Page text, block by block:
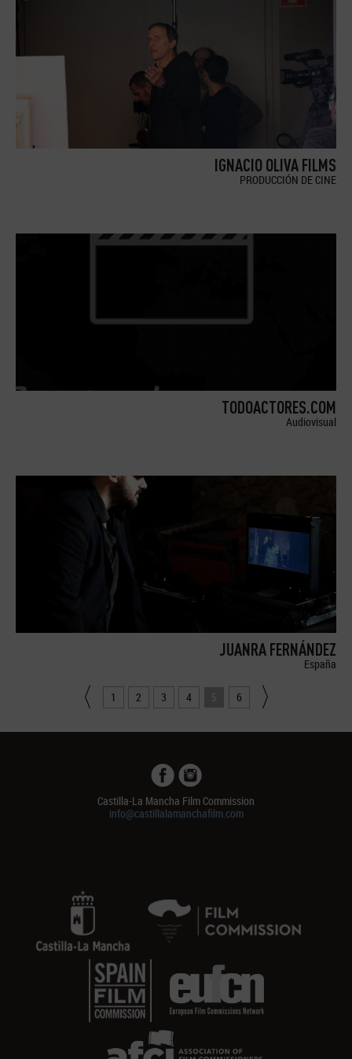
IGNACIO OLIVA FILMS
PRODUCCIÓN DE CINE
TODOACTORES.COM
Audiovisual
JUANRA FERNÁNDEZ
España
1 2 3 4 5 6
Castilla-La Mancha Film Commission
info@castillalamanchafilm.com